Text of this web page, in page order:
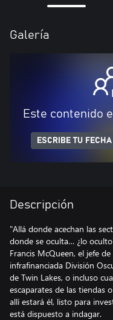
Galería
Este contenido
ESCRIBE TU
Descripción
"Allá donde acechan las
donde se oculta… ¿lo
Francis McQueen, el jefe
infrafinanciada División
de Twin Lakes, o incluso
escaparates de las tiendas
allí estará él, listo para
está dispuesto a indagar.